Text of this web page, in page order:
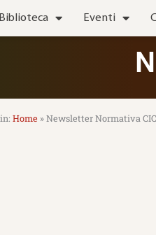
Biblioteca Eventi
Home »Newsletter Normativa